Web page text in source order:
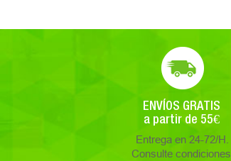
ENVÍOS GRATIS
a partir de 55€
Entrega en 24-72/H.
Consulte condiciones.